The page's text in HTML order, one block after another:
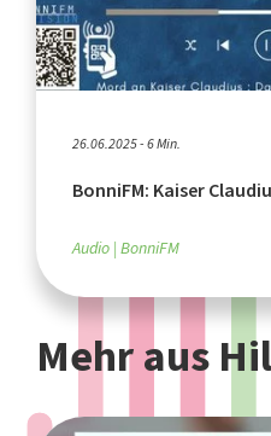
26.06.2025 - 6 Min.
BonniFM: Kaiser
Audio BonniFM
Mehr aus